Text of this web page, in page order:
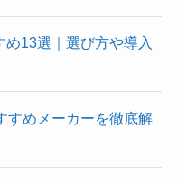
13選｜選び方や導入
すめメーカーを徹底解